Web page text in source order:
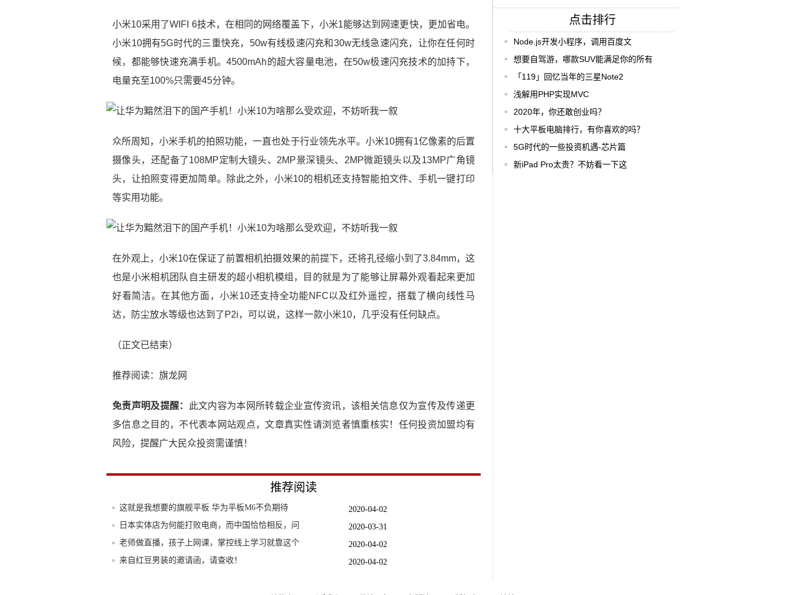
小米10采用了WIFI 6技术，在相同的网络覆盖下，小米1能够达到网速更快，更加省电。
小米10拥有5G时代的三重快充，50w有线极速闪充和30w无线急速闪充，让你在任何时
候，都能够快速充满手机。4500mAh的超大容量电池，在50w极速闪充技术的加持下，
电量充至100%只需要45分钟。
众所周知，小米手机的拍照功能，一直也处于行业领先水平。小米10拥有1亿像素的后置
摄像头，还配备了108MP定制大镜头、2MP景深镜头、2MP微距镜头以及13MP广角镜
头，让拍照变得更加简单。除此之外，小米10的相机还支持智能拍文件、手机一键打印
等实用功能。
在外观上，小米10在保证了前置相机拍摄效果的前提下，还将孔径缩小到了3.84mm，这
也是小米相机团队自主研发的超小相机模组，目的就是为了能够让屏幕外观看起来更加
好看简洁。在其他方面，小米10还支持全功能NFC以及红外遥控，搭载了横向线性马
达，防尘放水等级也达到了P2i，可以说，这样一款小米10，几乎没有任何缺点。
（正文已结束）
推荐阅读： 旗龙网
免责声明及提醒：
此文内容为本网所转载企业宣传资讯，该相关信息仅为宣传及传递更
多信息之目的，不代表本网站观点，文章真实性请浏览者慎重核实！任何投资加盟均有
风险，提醒广大民众投资需谨慎！
推荐阅读
2020-04-02
这就是我想要的旗舰平板 华为平板M6不负期待
2020-03-31
日本实体店为何能打败电商，而中国恰恰相反，问
2020-04-02
老师做直播，孩子上网课，掌控线上学习就靠这个
2020-04-02
来自红豆男装的邀请函，请查收！
点击排行
Node.js开发小程序，调用百度文
想要自驾游，哪款SUV能满足你的所有
「119」回忆当年的三星Note2
浅解用PHP实现MVC
2020年，你还敢创业吗？
十大平板电脑排行，有你喜欢的吗？
5G时代的一些投资机遇-芯片篇
新iPad Pro太贵？不妨看一下这